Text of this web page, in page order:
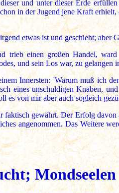
und unter dieser Erde
in der Jugend jene Kraft erhielt,
etwas ist und geschieht; aber
trieb einen großen Handel,
und sein Los war, zu gelangen
Innersten: 'Warum muß ich
eines unschuldigen Knaben,
es von mir aber auch sogleich
faktisch gewährt. Der Erfolg
angenommen. Das Weitere
Mondseelen